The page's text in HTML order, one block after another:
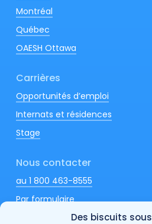
Des biscuits sous
Montréal
Québec
OAESH Ottawa
Carrières
Opportunités d’emploi
Internats et résidences
Stage
Nous contacter
au 1 800 463-8555
Par formulaire